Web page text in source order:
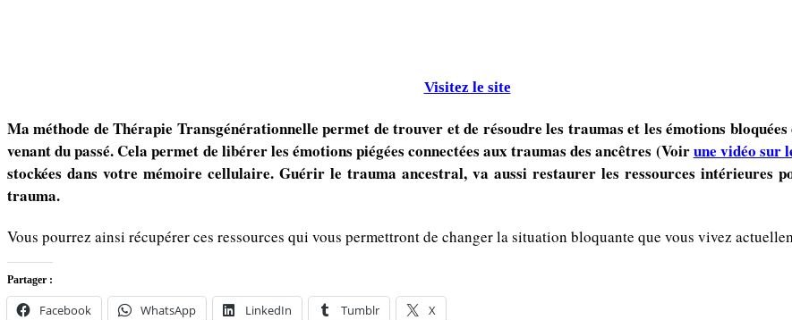
Visitez le site
Ma méthode de Thérapie Transgénérationnelle permet de trouver et de résoudre les traumas et les émotions
venant du passé. Cela permet de libérer les émotions piégées connectées aux traumas des ancêtres (Voirune vidéo sur
stockées dans votre mémoire cellulaire. Guérir le trauma ancestral, va aussi restaurer les ressources intérieures
trauma.
Vous pourrez ainsi récupérer ces ressources qui vous permettront de changer la situation bloquante que vous vivez
Partager :
Facebook WhatsApp LinkedIn Tumblr X